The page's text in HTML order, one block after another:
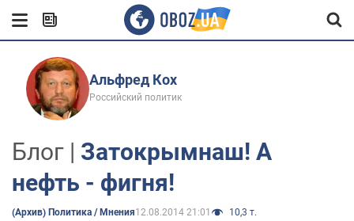
Альфред Кох
Российский политик
Блог | Затокрымнаш! А
нефть - фигня!
(Архив) Политика / Мнения12.08.2014 21:01 10,3 т.